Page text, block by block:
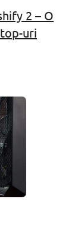
2 – O
uri